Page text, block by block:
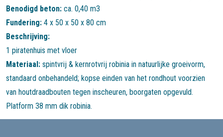
Benodigd beton: ca. 0,40 m3
Fundering: 4 x 50 x 50 x 80 cm
Beschrijving:
Materiaal: spintvrij & kernrotvrij robinia in natuurlijke groeivorm,
standaard onbehandeld; kopse einden van het rondhout voorzien
van houtdraadbouten tegen inscheuren, boorgaten opgevuld.
Platform 38 mm dik robinia.